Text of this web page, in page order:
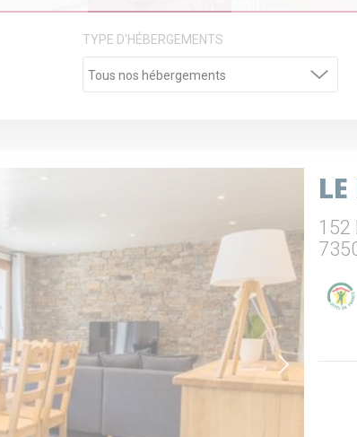
TYPE D'HÉBERGEMENTS
152